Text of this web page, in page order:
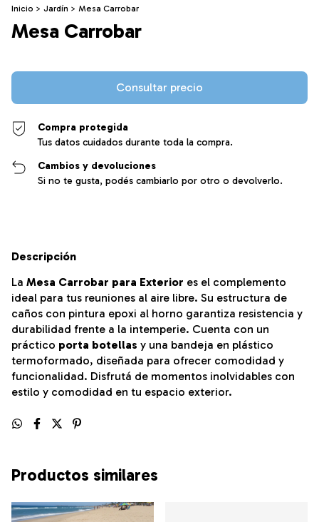
Inicio > Jardín > Mesa Carrobar
Mesa Carrobar
Compra protegida
Tus datos cuidados durante toda la compra.
Cambios y devoluciones
Si no te gusta, podés cambiarlo por otro o devolverlo.
Descripción
La Mesa Carrobar para Exterior es el complemento
ideal para tus reuniones al aire libre. Su estructura de
caños con pintura epoxi al horno garantiza resistencia y
durabilidad frente a la intemperie. Cuenta con un
práctico porta botellas y una bandeja en plástico
termoformado, diseñada para ofrecer comodidad y
funcionalidad. Disfrutá de momentos inolvidables con
estilo y comodidad en tu espacio exterior.
Productos similares